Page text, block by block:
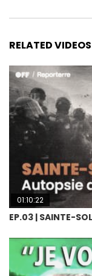
RELATED VIDEOS
01:10:22
EP.03 | SAINTE-